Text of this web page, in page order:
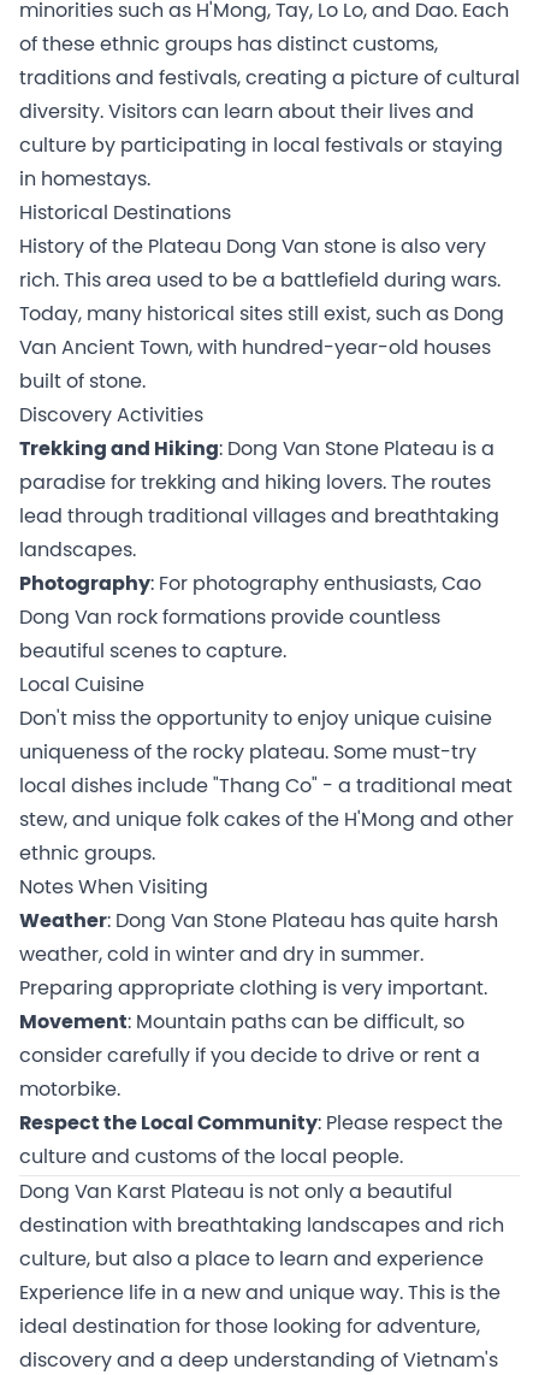
minorities such as H'Mong, Tay, Lo Lo, and Dao. Each
of these ethnic groups has distinct customs,
traditions and festivals, creating a picture of cultural
diversity. Visitors can learn about their lives and
culture by participating in local festivals or staying
in homestays.
Historical Destinations
History of the Plateau Dong Van stone is also very
rich. This area used to be a battlefield during wars.
Today, many historical sites still exist, such as Dong
Van Ancient Town, with hundred-year-old houses
built of stone.
Discovery Activities
Trekking and Hiking: Dong Van Stone Plateau is a
paradise for trekking and hiking lovers. The routes
lead through traditional villages and breathtaking
landscapes.
Photography: For photography enthusiasts, Cao
Dong Van rock formations provide countless
beautiful scenes to capture.
Local Cuisine
Don't miss the opportunity to enjoy unique cuisine
uniqueness of the rocky plateau. Some must-try
local dishes include "Thang Co" - a traditional meat
stew, and unique folk cakes of the H'Mong and other
ethnic groups.
Notes When Visiting
Weather: Dong Van Stone Plateau has quite harsh
weather, cold in winter and dry in summer.
Preparing appropriate clothing is very important.
Movement: Mountain paths can be difficult, so
consider carefully if you decide to drive or rent a
motorbike.
Respect the Local Community: Please respect the
culture and customs of the local people.
Dong Van Karst Plateau is not only a beautiful
destination with breathtaking landscapes and rich
culture, but also a place to learn and experience
Experience life in a new and unique way. This is the
ideal destination for those looking for adventure,
discovery and a deep understanding of Vietnam's